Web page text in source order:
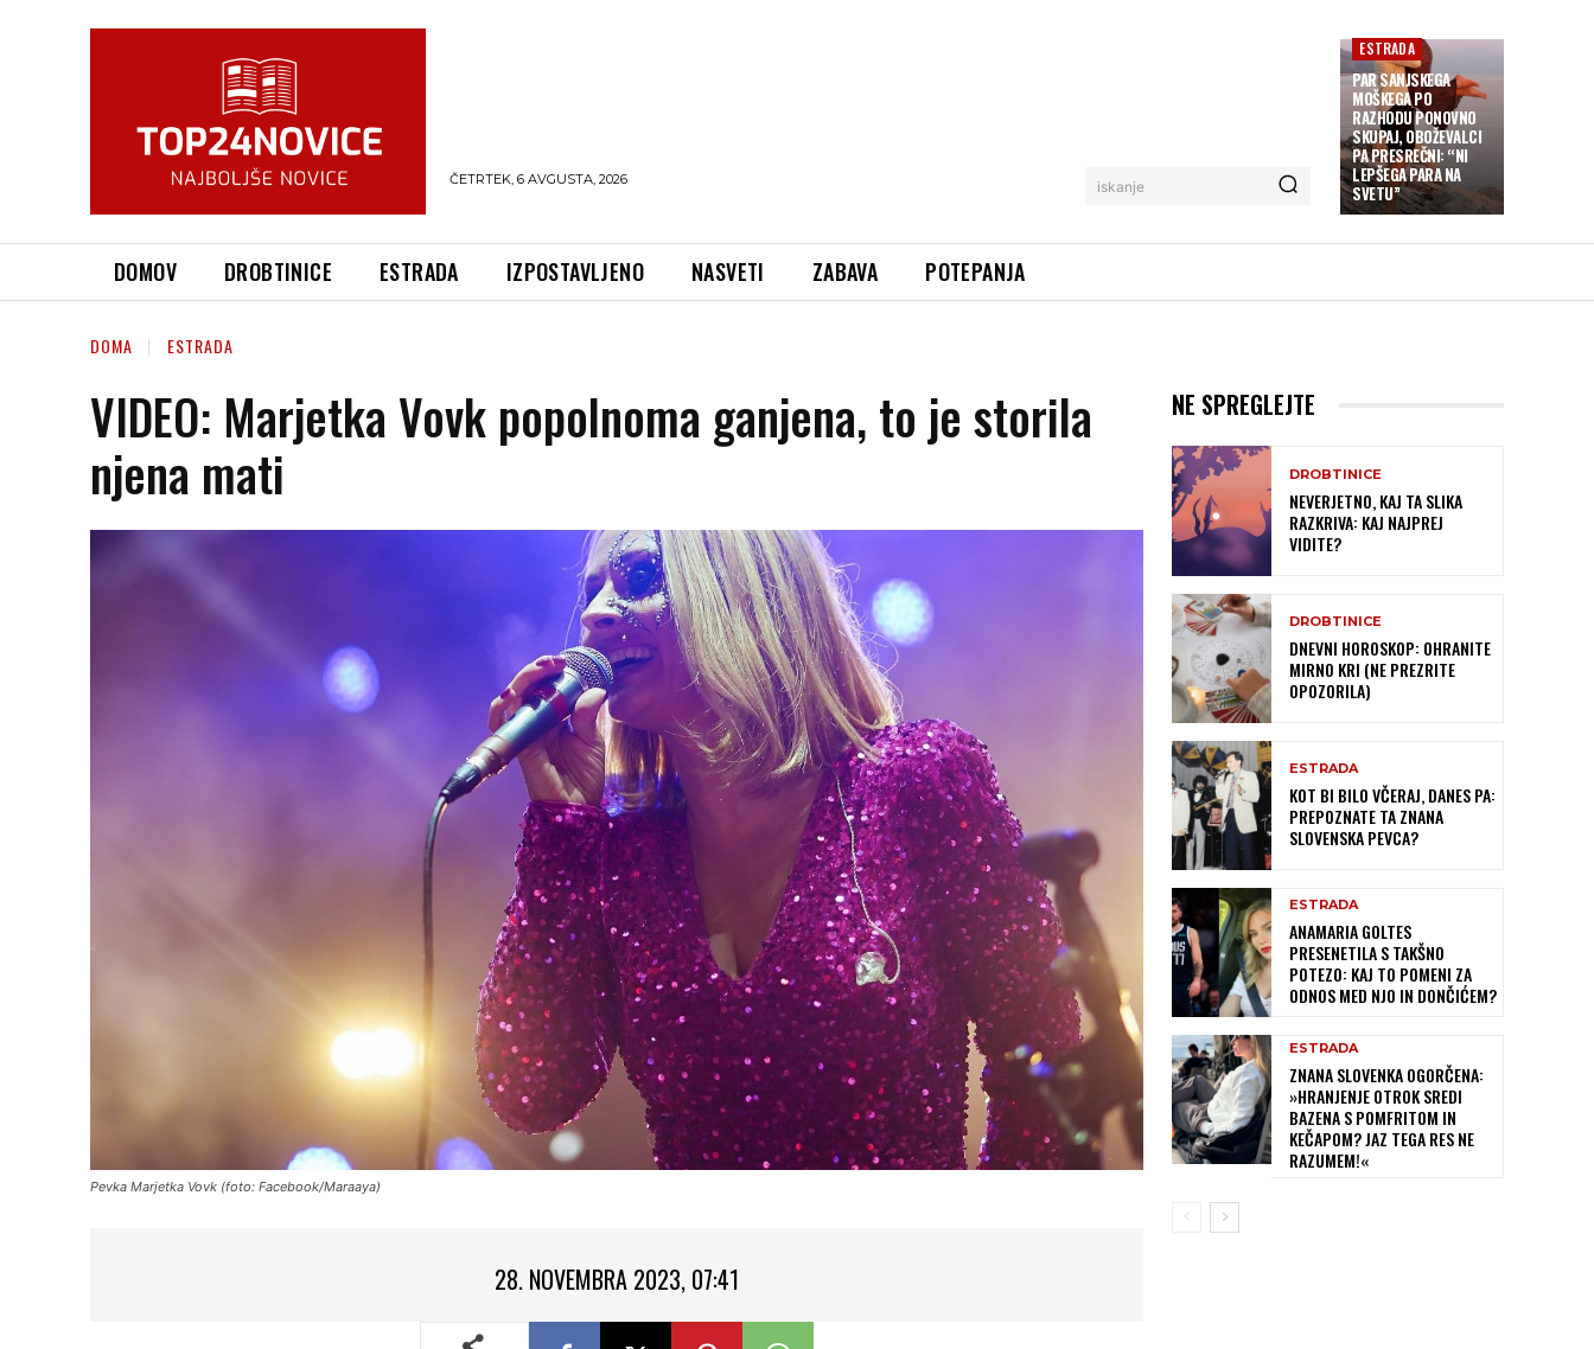
ČETRTEK, 6 AVGUSTA, 2026 iskanje
ESTRADA
PAR SANJSKEGA
MOŠKEGA PO
RAZHODU PONOVNO
SKUPAJ, OBOŽEVALCI
PA PRESREČNI: “NI
LEPŠEGA PARA NA
SVETU”
DOMOV DROBTINICE ESTRADA IZPOSTAVLJENO NASVETI ZABAVA POTEPANJA
DOMA ESTRADA
VIDEO: Marjetka Vovk popolnoma ganjena, to je storila
njena mati
Pevka Marjetka Vovk (foto: Facebook/Maraaya)
28. NOVEMBRA 2023, 07:41
NE SPREGLEJTE
DROBTINICE
NEVERJETNO, KAJ TA SLIKA
RAZKRIVA: KAJ NAJPREJ
VIDITE?
DROBTINICE
DNEVNI HOROSKOP: OHRANITE
MIRNO KRI (NE PREZRITE
OPOZORILA)
ESTRADA
KOT BI BILO VČERAJ, DANES PA:
PREPOZNATE TA ZNANA
SLOVENSKA PEVCA?
ESTRADA
ANAMARIA GOLTES
PRESENETILA S TAKŠNO
POTEZO: KAJ TO POMENI ZA
ODNOS MED NJO IN DONČIĆEM?
ESTRADA
ZNANA SLOVENKA OGORČENA:
»HRANJENJE OTROK SREDI
BAZENA S POMFRITOM IN
KEČAPOM? JAZ TEGA RES NE
RAZUMEM!«